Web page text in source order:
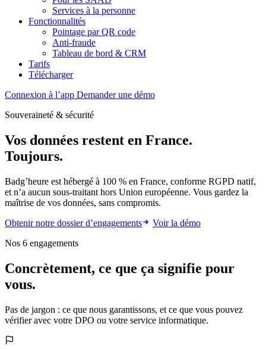
Services à la personne
Fonctionnalités
Pointage par QR code
Anti-fraude
Tableau de bord & CRM
Tarifs
Télécharger
Connexion à l’app Demander une démo
Souveraineté & sécurité
Vos données restent en France.
Toujours.
Badg’heure est hébergé à 100 % en France, conforme RGPD natif,
et n’a aucun sous-traitant hors Union européenne. Vous gardez la
maîtrise de vos données, sans compromis.
Obtenir notre dossier d’engagements
Voir la démo
Nos 6 engagements
Concrètement, ce que ça signifie pour
vous.
Pas de jargon : ce que nous garantissons, et ce que vous pouvez
vérifier avec votre DPO ou votre service informatique.